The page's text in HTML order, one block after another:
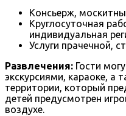
Консьерж,
Круглосуточная
индивидуальная
Услуги прачечной,
Развлечения: Гости
экскурсиями, караоке, а
территории, который
детей предусмотрен
воздухе.